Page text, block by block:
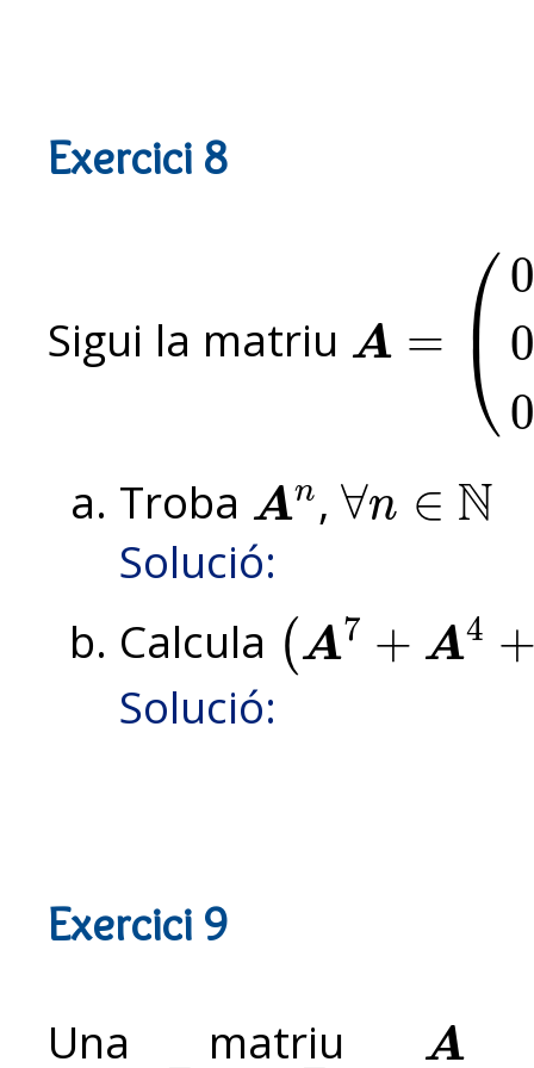
Exercici 8
Sigui la matriu A = ⎛
⎝
⎜ 0
0
0
A=(0a 00c0
Troba An
An ,∀n ∈ N
∀n ∈N
Solució:
Calcula ( A7 + A4
A 7+A4+ 2
Solució:
Exercici 9
Una matriu A
A